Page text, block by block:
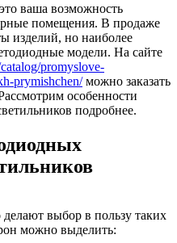
ваша возможность
помещения. В продаже
изделий, но наиболее
модели. На сайте
promyslove-
prymishchen/можно заказать
особенности
подробнее.
выбор в пользу таких
можно выделить: